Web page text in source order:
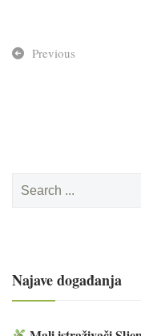
Previous
for:
Najave događanja